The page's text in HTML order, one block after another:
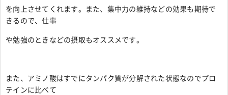
を向上させてくれます。また、集中力の維持などの効果も期待で
きるので、仕事
や勉強のときなどの摂取もオススメです。
また、アミノ酸はすでにタンパク質が分解された状態なのでプロ
テインに比べて